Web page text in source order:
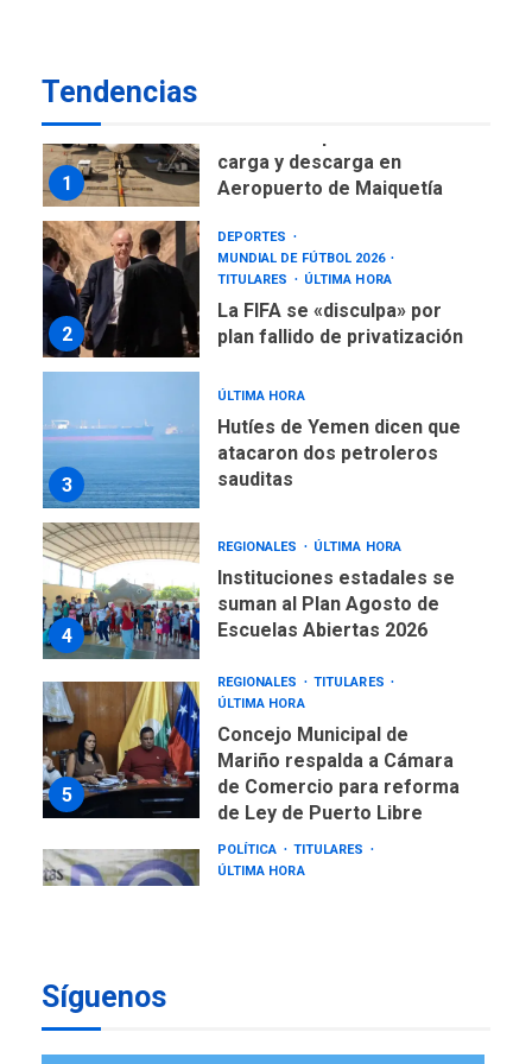
Tendencias
1
2
DEPORTES
MUNDIAL DE FÚTBOL 2026
La FIFA se «disculpa» por
plan fallido de privatización
3
ÚLTIMA HORA
atacaron dos petroleros
sauditas
4
REGIONALES
suman al Plan Agosto de
Escuelas Abiertas 2026
5
REGIONALES
TITULARES
Concejo Municipal de
Mariño respalda a Cámara
de Comercio para reforma
de Ley de Puerto Libre
POLÍTICA
TITULARES
ÚLTIMA HORA
CNP plantea incluir Libertad
de Expresión en agenda de
Síguenos